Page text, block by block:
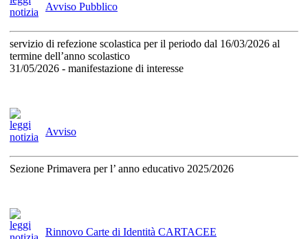
Avviso Pubblico
servizio di refezione scolastica per il periodo dal 16/03/2026 al
termine dell’anno scolastico
31/05/2026 - manifestazione di interesse
Avviso
Sezione Primavera per l’ anno educativo 2025/2026
Rinnovo Carte di Identità CARTACEE